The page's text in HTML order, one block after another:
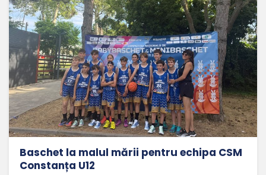
Baschet la malul mării pentru echipa CSM
Constanța U12